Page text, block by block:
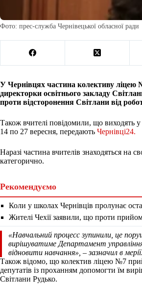
Фото: прес-служба Чернівецької обласної ради
У Чернівцях частина колективу ліцею
директорки освітнього закладу
проти відсторонення Світлани від
Також вчителі повідомили, що виходять у
14 по 27 вересня, передають Чернівці24.
Наразі частина вчителів знаходяться на
категорично.
Рекомендуємо
Коли у школах Чернівців пролунає
Жителі Чехії заявили, що проти
«Навчальний процесс зупинили, це
вирішуватиме Департамент
відновити навчання», – зазначил в мерії.
Також відомо, що колектив ліцею №7
депутатів із проханням допомогти їм
Світлани Рудько.